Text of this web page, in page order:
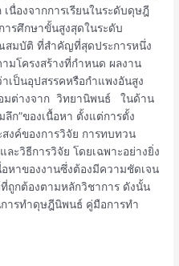
นื่องจากการเรียนในระดับดุษฎี
รศึกษาขั้นสูงสุดในระดับ
มบัติ ที่สำคัญที่สุดประการหนึ่ง
มโครงสร้างที่กำหนด ผลงาน
ป็นอุปสรรคหรือกำแพงอันสูง
ต่างจาก วิทยานิพนธ์ ในด้าน
ลึก”ของเนื้อหา ตั้งแต่การตั้ง
งค์ของการวิจัย การทบทวน
ะวิธีการวิจัย โดยเฉพาะอย่างยิ่ง
หาของงานซึ่งต้องมีความชัดเจน
ที่ถูกต้องตามหลักวิชาการ ดังนั้น
การทำดุษฎีนิพนธ์ คู่มือการทำ